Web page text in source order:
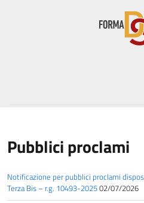
Pubblici proclami
Notificazione per pubblici proclami
Terza Bis – r.g. 10493-202502/07/2026